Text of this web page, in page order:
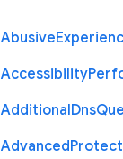
Abusive
Accessibility
AdditionalDns
Advanced